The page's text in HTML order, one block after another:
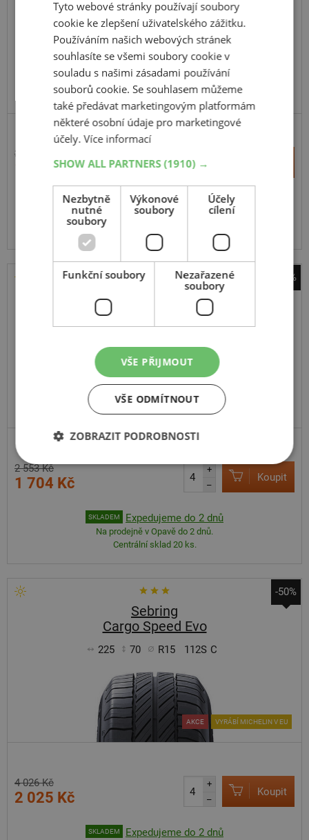
225 70 R15 112/110R C
EXTRA CENA VYRÁBÍ MICHELIN V EU
3 038 Kč
1 699 Kč
SKLADEM Expedujeme příští prac. den
Na prodejně v Opavě do 2 dnů.
-33%
X-privilo RF19
2 553 Kč
1 704 Kč
+
–
Koupit
SKLADEM Expedujeme do 2 dnů
Na prodejně v Opavě do 2 dnů.
Centrální sklad 20 ks.
-50%
Sebring
Cargo Speed Evo
225 70 R15 112S C
AKCE VYRÁBÍ MICHELIN V EU
4 026 Kč
2 025 Kč
+
–
Koupit
SKLADEM Expedujeme do 2 dnů
Tyto webové stránky používají soubory
cookie ke zlepšení uživatelského zážitku.
Používáním našich webových stránek
souhlasíte se všemi soubory cookie v
souladu s našimi zásadami používání
souborů cookie. Se souhlasem můžeme
také předávat marketingovým platformám
některé osobní údaje pro marketingové
účely.Více informací
SHOW ALL PARTNERS(1910) →
Nezbytně
nutné
soubory
Výkonové
soubory
Účely
cílení
Funkční soubory
Nezařazené
soubory
VŠE PŘIJMOUT
VŠE ODMÍTNOUT
ZOBRAZIT PODROBNOSTI